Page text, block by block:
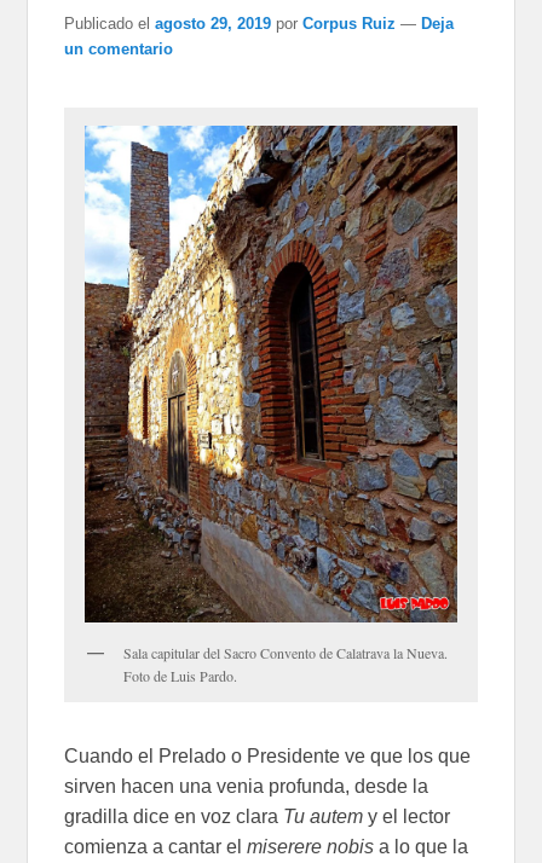
Publicado el agosto 29, 2019 porCorpus Ruiz — Deja
un comentario
Sala capitular del Sacro Convento de Calatrava la Nueva.
Foto de Luis Pardo.
Cuando el Prelado o Presidente ve que los que
sirven hacen una venia profunda, desde la
gradilla dice en voz clara Tu autem y el lector
comienza a cantar elmiserere nobis a lo que la